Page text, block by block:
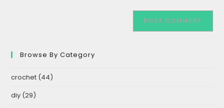
Browse By Category
crochet (44)
diy (29)